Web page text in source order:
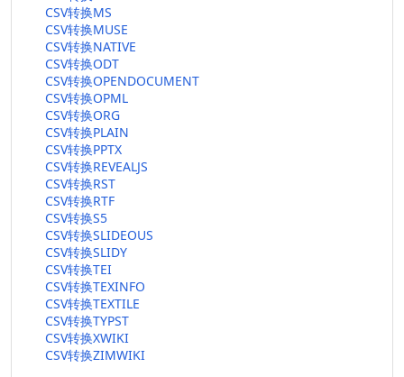
CSV转换MS
CSV转换MUSE
CSV转换NATIVE
CSV转换ODT
CSV转换OPENDOCUMENT
CSV转换OPML
CSV转换ORG
CSV转换PLAIN
CSV转换PPTX
CSV转换REVEALJS
CSV转换RST
CSV转换RTF
CSV转换S5
CSV转换SLIDEOUS
CSV转换SLIDY
CSV转换TEI
CSV转换TEXINFO
CSV转换TEXTILE
CSV转换TYPST
CSV转换XWIKI
CSV转换ZIMWIKI